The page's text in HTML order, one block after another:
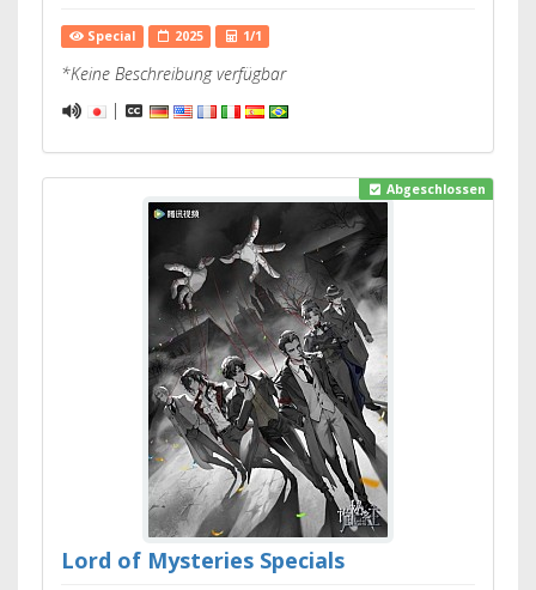
Special 2025 1/1
*Keine Beschreibung verfügbar
|
Abgeschlossen
Lord of Mysteries Specials